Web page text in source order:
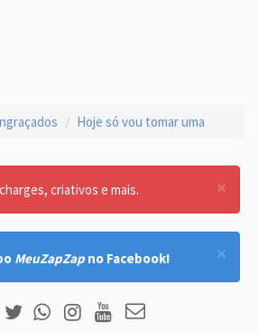
Hoje só vou tomar uma
×
criativos e mais.
×
MeuZapZap no Facebook!